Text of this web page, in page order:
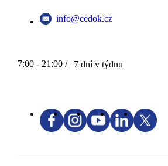
info@cedok.cz
7:00 - 21:00 / 7 dní v týdnu